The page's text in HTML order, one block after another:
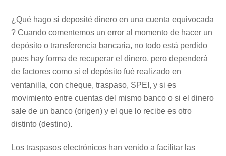
¿Qué hago si deposité dinero en una cuenta equivocada
? Cuando comentemos un error al momento de hacer un
depósito o transferencia bancaria, no todo está perdido
pues hay forma de recuperar el dinero, pero dependerá
de factores como si el depósito fué realizado en
ventanilla, con cheque, traspaso, SPEI, y si es
movimiento entre cuentas del mismo banco o si el dinero
sale de un banco (origen) y el que lo recibe es otro
distinto (destino).
Los traspasos electrónicos han venido a facilitar las